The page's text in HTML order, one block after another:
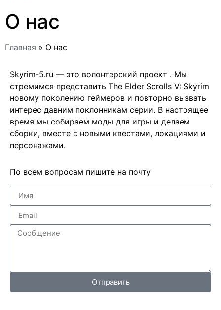
О нас
Главная » О нас
Skyrim-5.ru — это волонтерский проект . Мы
стремимся представить The Elder Scrolls V: Skyrim
новому поколению геймеров и повторно вызвать
интерес давним поклонникам серии. В настоящее
время мы собираем моды для игры и делаем
сборки, вместе с новыми квестами, локациями и
персонажами.
По всем вопросам пишите на почту
Отправить